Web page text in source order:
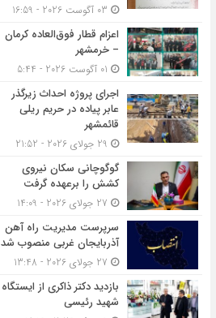
اعزام قطار فوق‌العاده کرمان
– خرمشهر
اجرای پروژه احداث زیرگذر
عابر پیاده در حریم ریلی
قائمشهر
گوگوچانی سکان نیروی
کشش را برعهده گرفت
سرپرست مدیریت راه آهن
آذربایجان غربی منصوب شد
بازدید دکتر ذاکری از ایستگاه
شهید رئیسی